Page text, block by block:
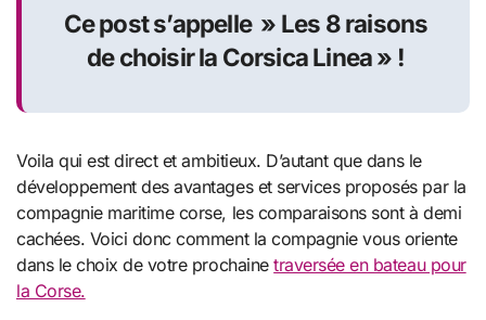
Ce post s’appelle » Les 8 raisons
de choisir la Corsica Linea » !
Voila qui est direct et ambitieux. D’autant que dans le
développement des avantages et services proposés par la
compagnie maritime corse, les comparaisons sont à demi
cachées. Voici donc comment la compagnie vous oriente
dans le choix de votre prochainetraversée en bateau pour
la Corse.